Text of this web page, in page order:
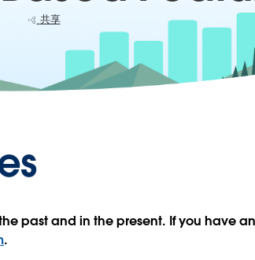
共享
past and in the present. If you have
.